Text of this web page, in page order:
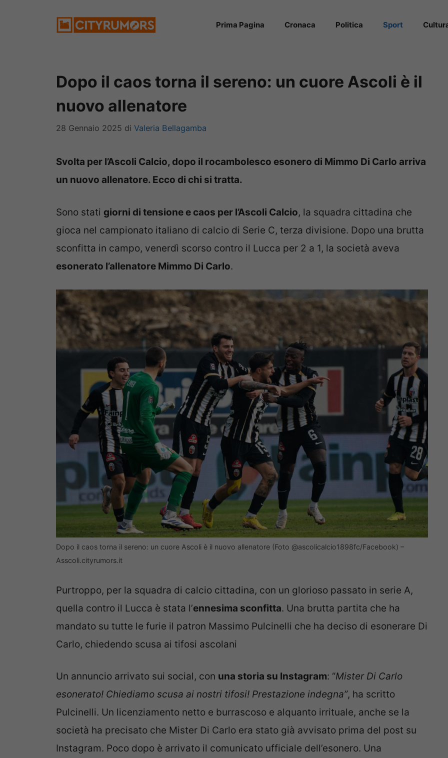
Prima Pagina Cronaca Politica Sport
Dopo il caos torna il sereno: un cuore Ascoli è il
nuovo allenatore
28 Gennaio 2025 di Valeria Bellagamba
Svolta per l’Ascoli Calcio, dopo il rocambolesco esonero di Mimmo Di Carlo arriva
un nuovo allenatore. Ecco di chi si tratta.
Sono stati giorni di tensione e caos per l’Ascoli Calcio, la squadra cittadina che
gioca nel campionato italiano di calcio di Serie C, terza divisione. Dopo una brutta
sconfitta in campo, venerdì scorso contro il Lucca per 2 a 1, la società aveva
esonerato l’allenatore Mimmo Di Carlo.
Dopo il caos torna il sereno: un cuore Ascoli è il nuovo allenatore (Foto @ascolicalcio1898fc/Facebook) –
Asscoli.cityrumors.it
Purtroppo, per la squadra di calcio cittadina, con un glorioso passato in serie A,
quella contro il Lucca è stata l’ennesima sconfitta. Una brutta partita che ha
mandato su tutte le furie il patron Massimo Pulcinelli che ha deciso di esonerare Di
Carlo, chiedendo scusa ai tifosi ascolani
Un annuncio arrivato sui social, con una storia su Instagram: “Mister Di Carlo
esonerato! Chiediamo scusa ai nostri tifosi! Prestazione indegna”, ha scritto
Pulcinelli. Un licenziamento netto e burrascoso e alquanto irrituale, anche se la
società ha precisato che Mister Di Carlo era stato già avvisato prima del post su
Instagram. Poco dopo è arrivato il comunicato ufficiale dell’esonero. Una